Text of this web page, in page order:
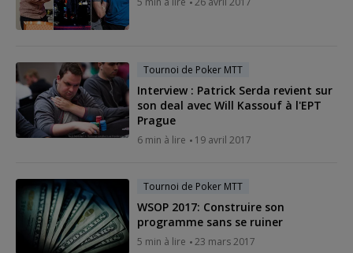
Tournoi de Poker MTT
Interview : Patrick Serda revient sur
son deal avec Will Kassouf à l'EPT
Prague
6 min à lire 19 avril 2017
Tournoi de Poker MTT
WSOP 2017: Construire son
programme sans se ruiner
5 min à lire 23 mars 2017